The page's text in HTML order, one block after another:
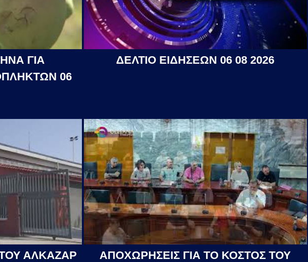
ΓΙΑ
06
ΔΕΛΤΙΟ ΕΙΔΗΣΕΩΝ 06 08 2026
ΑΛΚΑΖΑΡ
ΑΠΟΧΩΡΗΣΕΙΣ ΓΙΑ ΤΟ ΚΟΣΤΟΣ ΤΟΥ